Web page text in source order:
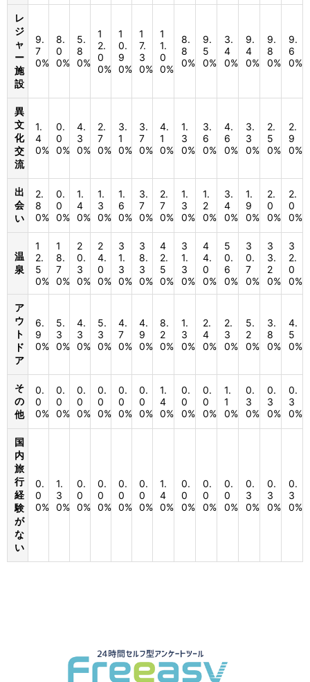
レ
ジ
ャ
ー
施
設
9.
7
0%
8.
0
0%
5.
8
0%
1
2.
0
0%
1
0.
9
0%
1
7.
3
0%
1
1.
0
0%
8.
8
0%
9.
5
0%
3.
4
0%
9.
4
0%
9.
8
0%
9.
6
0%
異
文
化
交
流
1.
4
0%
0.
0
0%
4.
3
0%
2.
7
0%
3.
1
0%
3.
7
0%
4.
1
0%
1.
3
0%
3.
6
0%
4.
6
0%
3.
3
0%
2.
5
0%
2.
9
0%
出
会
い
2.
8
0%
0.
0
0%
1.
4
0%
1.
3
0%
1.
6
0%
3.
7
0%
2.
7
0%
1.
3
0%
1.
2
0%
3.
4
0%
1.
9
0%
2.
0
0%
2.
0
0%
温
泉
1
2.
5
0%
1
8.
7
0%
2
0.
3
0%
2
4.
0
0%
3
1.
3
0%
3
8.
3
0%
4
2.
5
0%
3
1.
3
0%
4
4.
0
0%
5
0.
6
0%
3
0.
7
0%
3
3.
2
0%
3
2.
0
0%
ア
ウ
ト
ド
ア
6.
9
0%
5.
3
0%
4.
3
0%
5.
3
0%
4.
7
0%
4.
9
0%
8.
2
0%
1.
3
0%
2.
4
0%
2.
3
0%
5.
2
0%
3.
8
0%
4.
5
0%
そ
の
他
0.
0
0%
0.
0
0%
0.
0
0%
0.
0
0%
0.
0
0%
0.
0
0%
1.
4
0%
0.
0
0%
0.
0
0%
1.
1
0%
0.
3
0%
0.
3
0%
0.
3
0%
国
内
旅
行
経
験
が
な
い
0.
0
0%
1.
3
0%
0.
0
0%
0.
0
0%
0.
0
0%
0.
0
0%
1.
4
0%
0.
0
0%
0.
0
0%
0.
0
0%
0.
3
0%
0.
3
0%
0.
3
0%